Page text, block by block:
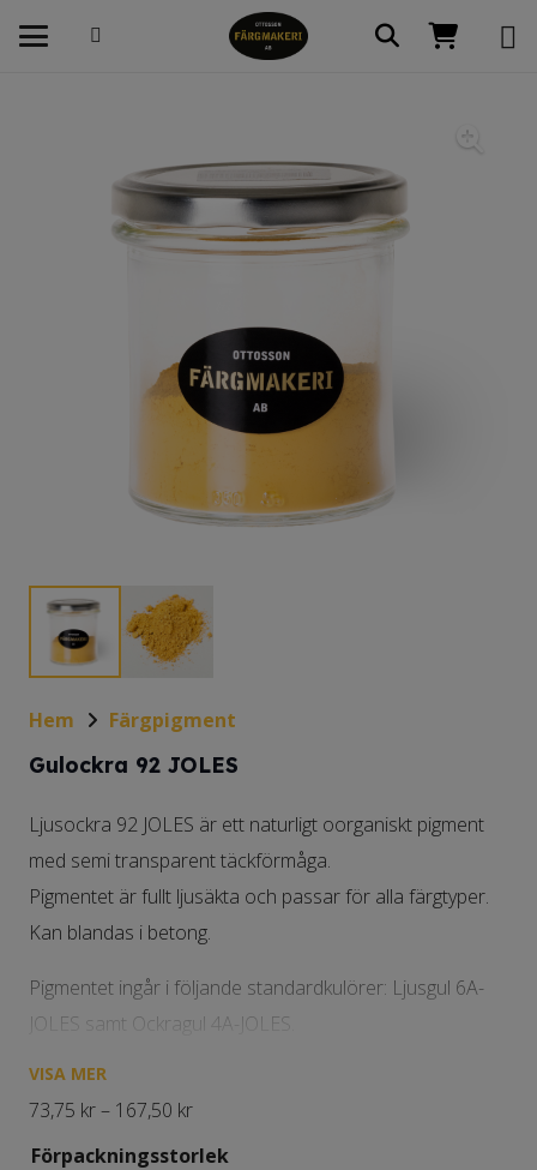
Hem
Färgpigment
Gulockra 92 JOLES
Ljusockra 92 JOLES är ett naturligt oorganiskt pigment
med semi transparent täckförmåga.
Pigmentet är fullt ljusäkta och passar för alla färgtyper.
Kan blandas i betong.
Pigmentet ingår i följande standardkulörer: Ljusgul 6A-
JOLES samt Ockragul 4A-JOLES.
Colour Index PY 43
VISA MER
73,75 kr– 167,50 krPrisintervall:
73,75 kr
Förpackningsstorlek